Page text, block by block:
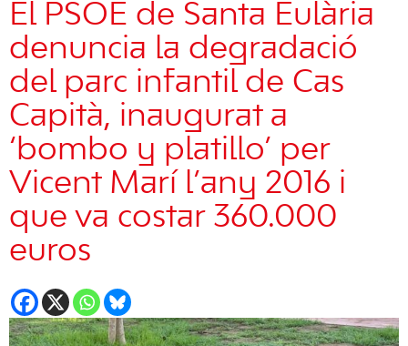
El PSOE de Santa Eulària
denuncia la degradació
del parc infantil de Cas
Capità, inaugurat a
‘bombo y platillo’ per
Vicent Marí l’any 2016 i
que va costar 360.000
euros